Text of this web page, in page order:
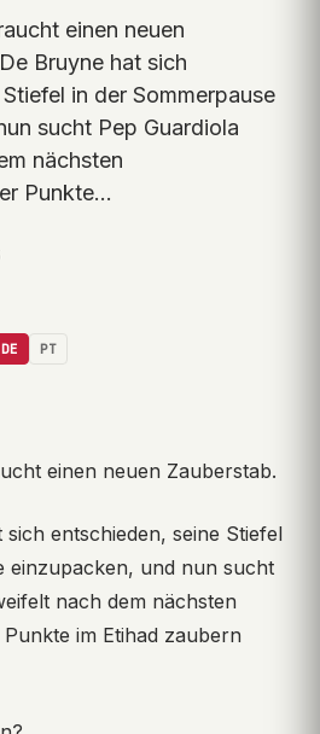
einen neuen
Bruyne hat sich
in der Sommerpause
sucht Pep Guardiola
nächsten
Punkte…
DE PT
einen neuen Zauberstab.
entschieden, seine Stiefel
einzupacken, und nun sucht
nach dem nächsten
im Etihad zaubern